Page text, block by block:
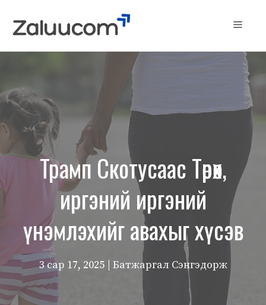
Menu
Трамп Скотусаас Төрөх,
иргэний иргэний
үнэмлэхийг авахыг хүсэв
3 сар 17, 2025 | Батжаргал Сэнгэдорж